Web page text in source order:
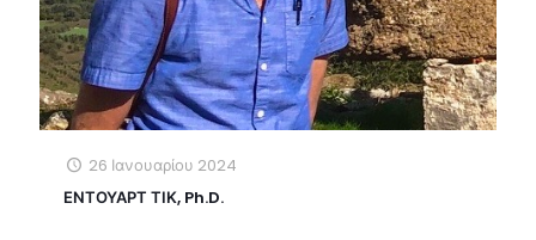
26 Ιανουαρίου 2024
ΕΝΤΟΥΑΡΤ ΤΙΚ, Ph.D.